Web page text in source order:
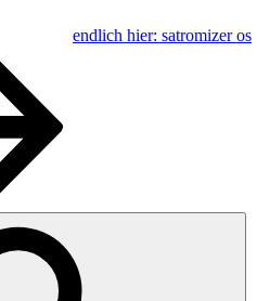
endlich hier: satromizer os